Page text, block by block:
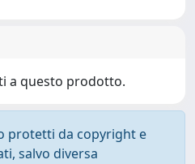
a questo prodotto.
protetti da copyright e
salvo diversa